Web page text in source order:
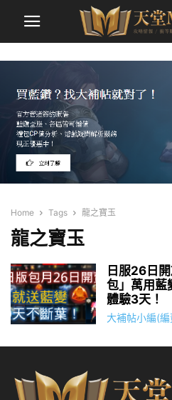
Home Tags 龍之寶玉
龍之寶玉
日服26日
包」萬用藍
體驗3天！
大補帖小編(編